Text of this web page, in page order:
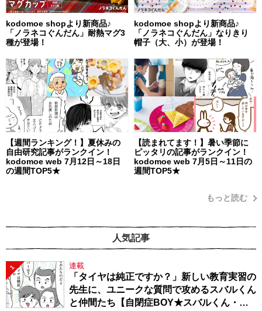
kodomoe shopより新商品♪
「ノラネコぐんだん」耐熱マグ3
種が登場！
kodomoe shopより新商品♪
「ノラネコぐんだん」なりきり
帽子（大、小）が登場！
【週間ランキング！】夏休みの
自由研究記事がランクイン！
kodomoe web 7月12日～18日
の週間TOP5★
【読まれてます！】暑い季節に
ピッタリの記事がランクイン！
kodomoe web 7月5日～11日の
週間TOP5★
もっと読む
人気記事
1 連載
「タイヤは純正ですか？」新しい教育実習の
先生に、ユニークな質問で攻めるスバルくん
と仲間たち【自閉症BOY★スバルくん・